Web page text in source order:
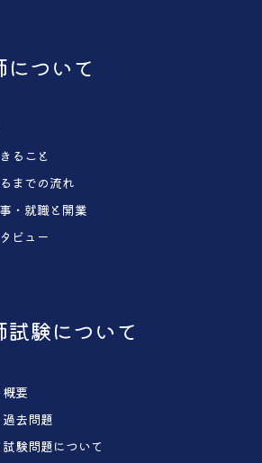
ついて
ること
までの流れ
・就職と開業
ビュー
験について
要
去問題
験問題について